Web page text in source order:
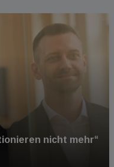
nicht mehr“